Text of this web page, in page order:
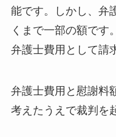
能です。しかし、弁
くまで一部の額です
弁護士費用として請
弁護士費用と慰謝料
考えたうえで裁判を